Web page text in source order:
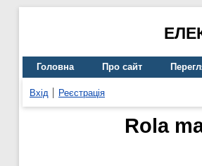
Головна Про сайт
Вхід Реєстрація
Rola